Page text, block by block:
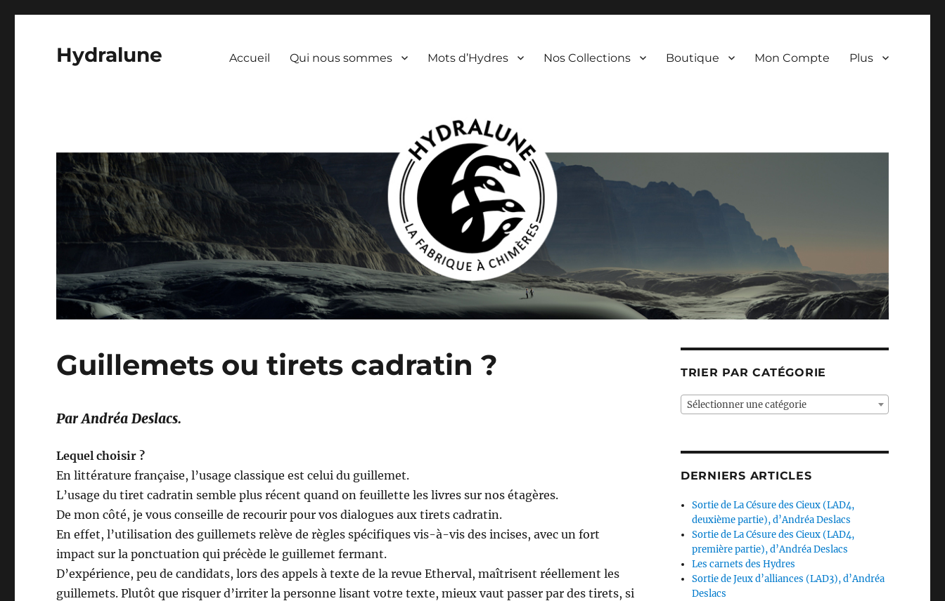
Hydralune Accueil Qui nous sommes Mots d’Hydres Nos Collections Boutique Mon Compte Plus
Guillemets ou tirets cadratin ?
Par Andréa Deslacs.
Lequel choisir ?
En littérature française, l’usage classique est celui du guillemet.
L’usage du tiret cadratin semble plus récent quand on feuillette les livres sur nos étagères.
De mon côté, je vous conseille de recourir pour vos dialogues aux tirets cadratin.
En effet, l’utilisation des guillemets relève de règles spécifiques vis-à-vis des incises, avec un fort
impact sur la ponctuation qui précède le guillemet fermant.
D’expérience, peu de candidats, lors des appels à texte de la revue Etherval, maîtrisent réellement les
guillemets. Plutôt que risquer d’irriter la personne lisant votre texte, mieux vaut passer par des tirets, si
TRIER PAR CATÉGORIE
Sélectionner une catégorie
DERNIERS ARTICLES
Sortie de La Césure des Cieux (LAD4,
deuxième partie), d’Andréa Deslacs
Sortie de La Césure des Cieux (LAD4,
première partie), d’Andréa Deslacs
Les carnets des Hydres
Sortie de Jeux d’alliances (LAD3), d’Andréa
Deslacs